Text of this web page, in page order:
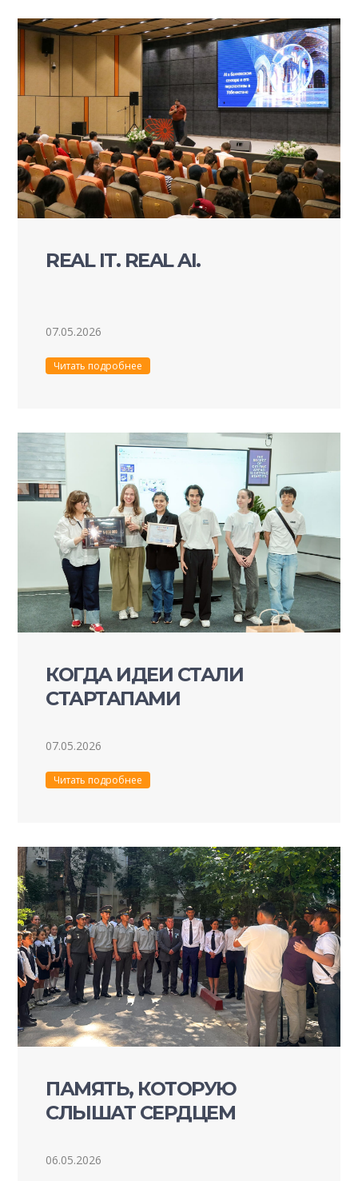
REAL IT. REAL AI.
07.05.2026
Читать подробнее
КОГДА ИДЕИ СТАЛИ
СТАРТАПАМИ
07.05.2026
Читать подробнее
ПАМЯТЬ, КОТОРУЮ
СЛЫШАТ СЕРДЦЕМ
06.05.2026